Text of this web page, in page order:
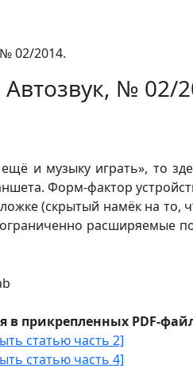
02/2014.
Автозвук, № 02/
и музыку играть», то
Форм-фактор
(скрытый намёк на то,
расширяемые
в прикрепленных PDF-
статью часть 2]
статью часть 4]